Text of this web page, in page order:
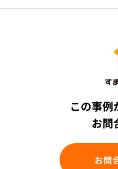
この事例
お問
お問